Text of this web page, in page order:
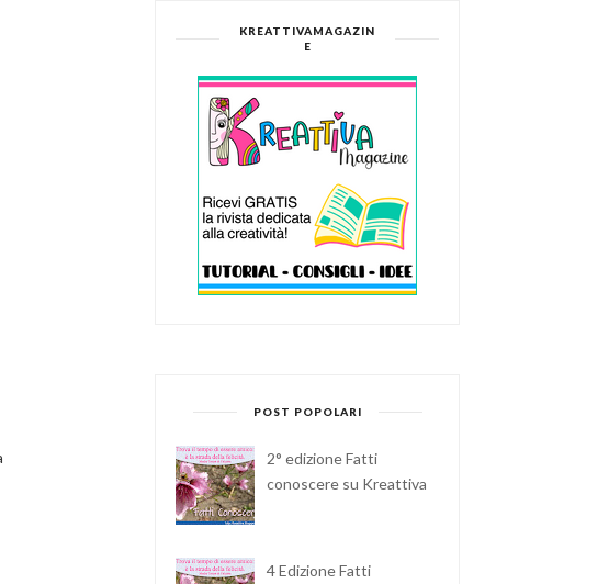
KREATTIVAMAGAZIN
E
POST POPOLARI
2° edizione Fatti
conoscere su Kreattiva
4 Edizione Fatti